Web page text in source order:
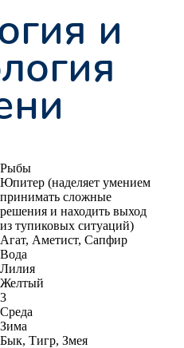
и
Рыбы
Юпитер (наделяет умением
принимать сложные
решения и находить выход
из тупиковых ситуаций)
Агат, Аметист, Сапфир
Вода
Лилия
Желтый
3
Среда
Зима
Бык, Тигр, Змея